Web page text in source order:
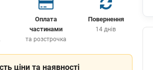
Оплата
частинами
та розстрочка
Повернення
14 днів
ціни та наявності